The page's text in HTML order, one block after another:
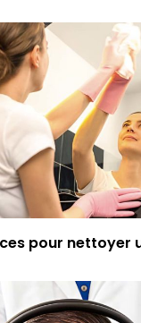
pour nettoyer